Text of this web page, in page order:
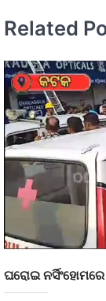
Related
ଘରୋଇ